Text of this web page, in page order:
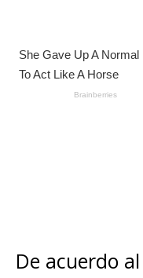
De acuerdo